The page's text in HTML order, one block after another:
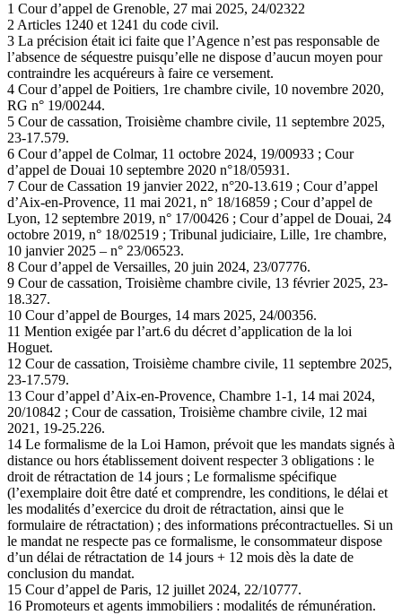
1 Cour d’appel de Grenoble, 27 mai 2025, 24/02322
2 Articles 1240 et 1241 du code civil.
3 La précision était ici faite que l’Agence n’est pas responsable de
l’absence de séquestre puisqu’elle ne dispose d’aucun moyen pour
contraindre les acquéreurs à faire ce versement.
4 Cour d’appel de Poitiers, 1re chambre civile, 10 novembre 2020,
RG n° 19/00244.
5 Cour de cassation, Troisième chambre civile, 11 septembre 2025,
23-17.579.
6 Cour d’appel de Colmar, 11 octobre 2024, 19/00933 ; Cour
d’appel de Douai 10 septembre 2020 n°18/05931.
7 Cour de Cassation 19 janvier 2022, n°20-13.619 ; Cour d’appel
d’Aix-en-Provence, 11 mai 2021, n° 18/16859 ; Cour d’appel de
Lyon, 12 septembre 2019, n° 17/00426 ; Cour d’appel de Douai, 24
octobre 2019, n° 18/02519 ; Tribunal judiciaire, Lille, 1re chambre,
10 janvier 2025 – n° 23/06523.
8 Cour d’appel de Versailles, 20 juin 2024, 23/07776.
9 Cour de cassation, Troisième chambre civile, 13 février 2025, 23-
18.327.
10 Cour d’appel de Bourges, 14 mars 2025, 24/00356.
11 Mention exigée par l’art.6 du décret d’application de la loi
Hoguet.
12 Cour de cassation, Troisième chambre civile, 11 septembre 2025,
23-17.579.
13 Cour d’appel d’Aix-en-Provence, Chambre 1-1, 14 mai 2024,
20/10842 ; Cour de cassation, Troisième chambre civile, 12 mai
2021, 19-25.226.
14 Le formalisme de la Loi Hamon, prévoit que les mandats signés à
distance ou hors établissement doivent respecter 3 obligations : le
droit de rétractation de 14 jours ; Le formalisme spécifique
(l’exemplaire doit être daté et comprendre, les conditions, le délai et
les modalités d’exercice du droit de rétractation, ainsi que le
formulaire de rétractation) ; des informations précontractuelles. Si un
le mandat ne respecte pas ce formalisme, le consommateur dispose
d’un délai de rétractation de 14 jours + 12 mois dès la date de
conclusion du mandat.
15 Cour d’appel de Paris, 12 juillet 2024, 22/10777.
16 Promoteurs et agents immobiliers : modalités de rémunération.